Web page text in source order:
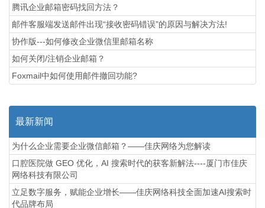
腾讯企业邮箱密码找回方法？
邮件客服端发送邮件出现“接收密码错误”的原因与解决方法!
协作版---如何修改企业微信里邮箱名称
如何关闭/注销企业邮箱？
Foxmail中如何使用邮件撤回功能?
最新新闻
为什么企业需要企业微信邮箱？——佳庆网络为您解读
口腔医院做 GEO 优化，AI 搜索时代的获客新解法----厦门市佳庆
网络科技有限公司
立足数字服务，赋能企业增长——佳庆网络科技全面加速AI搜索时
代品牌布局